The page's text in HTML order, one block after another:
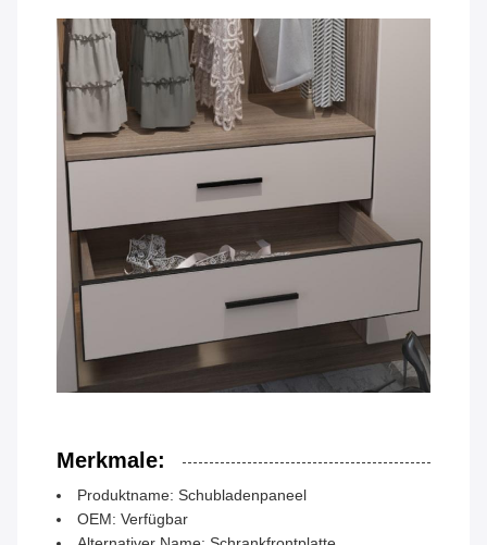
Merkmale:
Produktname: Schubladenpaneel
OEM: Verfügbar